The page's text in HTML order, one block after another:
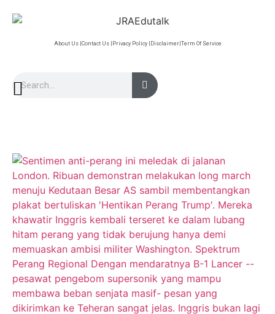
About Us | Contact Us | Privacy Policy | Disclaimer| Term Of Service